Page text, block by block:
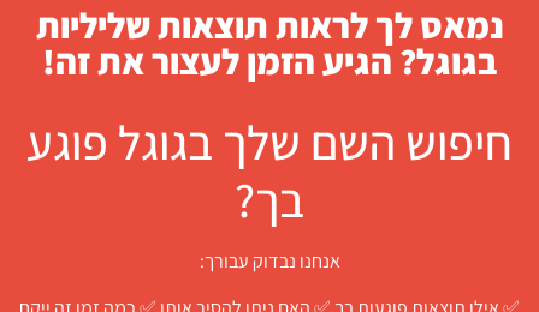
נמאס לך לראות תוצאות שליליות
בגוגל? הגיע הזמן לעצור את זה!
חיפוש השם שלך בגוגל פוגע
בך?
אנחנו נבדוק עבורך: